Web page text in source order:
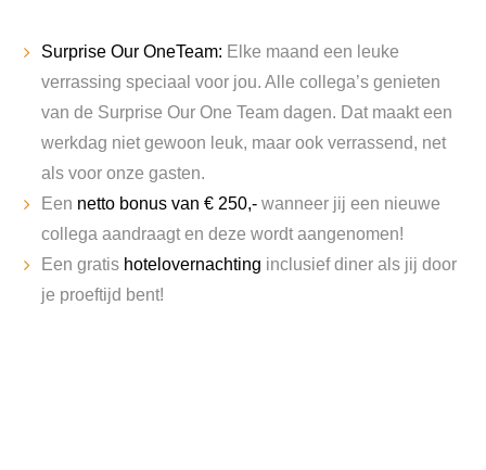
Surprise Our OneTeam: Elke maand een leuke
verrassing speciaal voor jou. Alle collega’s genieten
van de Surprise Our One Team dagen. Dat maakt een
werkdag niet gewoon leuk, maar ook verrassend, net
als voor onze gasten.
Een netto bonus van € 250,- wanneer jij een nieuwe
collega aandraagt en deze wordt aangenomen!
Een gratis hotelovernachting inclusief diner als jij door
je proeftijd bent!